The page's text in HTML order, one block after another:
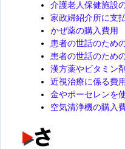
介護老人保健施設
家政婦紹介所に支
かぜ薬の購入費用
患者の世話のため
患者の世話のため
漢方薬やビタミン
近視治療に係る費
金やポーセレンを
空気清浄機の購入